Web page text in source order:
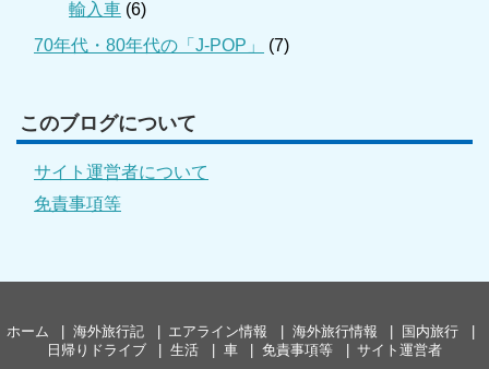
輸入車 (6)
70年代・80年代の「J-POP」
(7)
このブログについて
サイト運営者について
免責事項等
ホーム 海外旅行記 エアライン情報 海外旅行情報
国内旅行
日帰りドライブ
生活 車 免責事項等 サイト運営者